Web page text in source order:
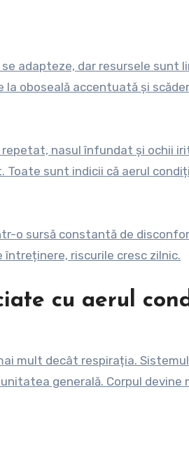
adapteze, dar resursele sunt
oboseală accentuată și
nasul înfundat și ochii
Toate sunt indicii că aerul
o sursă constantă de
riscurile cresc zilnic.
cu aerul
mult decât respirația.
generală. Corpul devine